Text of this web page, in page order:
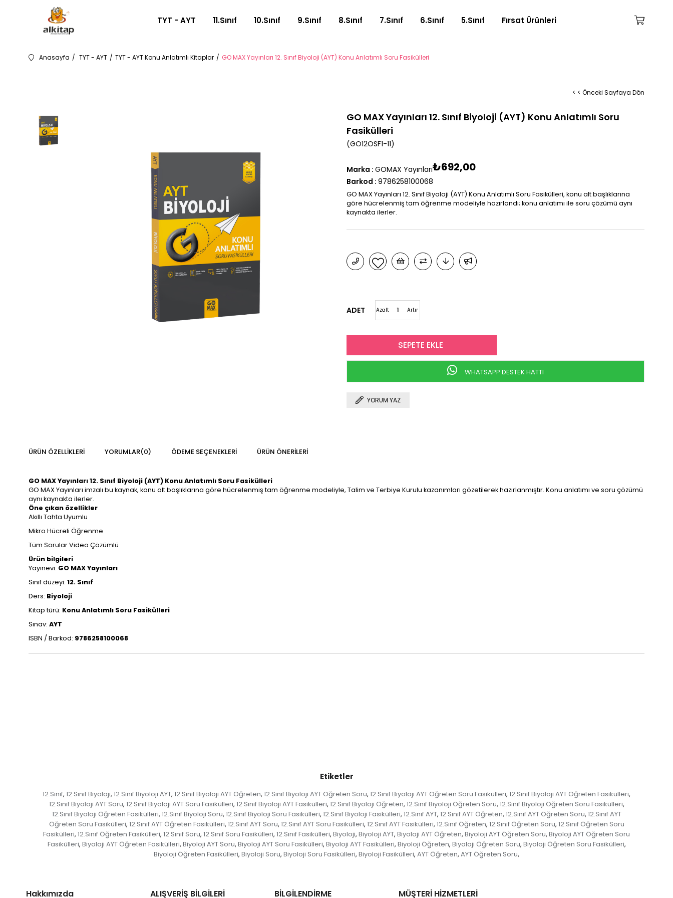
TYT - AYT 11.Sınıf 10.Sınıf 9.Sınıf 8.Sınıf 7.Sınıf 6.Sınıf 5.Sınıf Fırsat Ürünleri
Anasayfa TYT - AYT TYT - AYT Konu Anlatımlı Kitaplar GO MAX Yayınları 12. Sınıf Biyoloji (AYT) Konu Anlatımlı Soru Fasikülleri
< < Önceki Sayfaya Dön
GO MAX Yayınları 12. Sınıf Biyoloji (AYT) Konu Anlatımlı Soru
Fasikülleri
(GO12OSF1-11)
Marka : GOMAX Yayınları₺692,00
Barkod : 9786258100068
GO MAX Yayınları 12. Sınıf Biyoloji (AYT) Konu Anlatımlı Soru Fasikülleri, konu alt başlıklarına
göre hücrelenmiş tam öğrenme modeliyle hazırlandı; konu anlatımı ile soru çözümü aynı
kaynakta ilerler.
ADET Artır
Azalt
WHATSAPP DESTEK HATTI
YORUM YAZ
ÜRÜN ÖZELLIKLERI YORUMLAR(0) ÖDEME SEÇENEKLERI ÜRÜN ÖNERILERI
GO MAX Yayınları 12. Sınıf Biyoloji (AYT) Konu Anlatımlı Soru Fasikülleri
GO MAX Yayınları imzalı bu kaynak, konu alt başlıklarına göre hücrelenmiş tam öğrenme modeliyle, Talim ve Terbiye Kurulu kazanımları gözetilerek hazırlanmıştır. Konu anlatımı ve soru çözümü
aynı kaynakta ilerler.
Öne çıkan özellikler
Akıllı Tahta Uyumlu
Mikro Hücreli Öğrenme
Tüm Sorular Video Çözümlü
Ürün bilgileri
Yayınevi: GO MAX Yayınları
Sınıf düzeyi: 12. Sınıf
Ders: Biyoloji
Kitap türü: Konu Anlatımlı Soru Fasikülleri
Sınav: AYT
ISBN / Barkod: 9786258100068
Etiketler
12.Sınıf, 12.Sınıf Biyoloji, 12.Sınıf Biyoloji AYT, 12.Sınıf Biyoloji AYT Öğreten, 12.Sınıf Biyoloji AYT Öğreten Soru, 12.Sınıf Biyoloji AYT Öğreten Soru Fasikülleri, 12.Sınıf Biyoloji AYT Öğreten Fasikülleri,
12.Sınıf Biyoloji AYT Soru, 12.Sınıf Biyoloji AYT Soru Fasikülleri, 12.Sınıf Biyoloji AYT Fasikülleri, 12.Sınıf Biyoloji Öğreten, 12.Sınıf Biyoloji Öğreten Soru, 12.Sınıf Biyoloji Öğreten Soru Fasikülleri,
12.Sınıf Biyoloji Öğreten Fasikülleri, 12.Sınıf Biyoloji Soru, 12.Sınıf Biyoloji Soru Fasikülleri, 12.Sınıf Biyoloji Fasikülleri, 12.Sınıf AYT, 12.Sınıf AYT Öğreten, 12.Sınıf AYT Öğreten Soru, 12.Sınıf AYT
Öğreten Soru Fasikülleri, 12.Sınıf AYT Öğreten Fasikülleri, 12.Sınıf AYT Soru, 12.Sınıf AYT Soru Fasikülleri, 12.Sınıf AYT Fasikülleri, 12.Sınıf Öğreten, 12.Sınıf Öğreten Soru, 12.Sınıf Öğreten Soru
Fasikülleri, 12.Sınıf Öğreten Fasikülleri, 12.Sınıf Soru, 12.Sınıf Soru Fasikülleri, 12.Sınıf Fasikülleri, Biyoloji, Biyoloji AYT, Biyoloji AYT Öğreten, Biyoloji AYT Öğreten Soru, Biyoloji AYT Öğreten Soru
Fasikülleri, Biyoloji AYT Öğreten Fasikülleri, Biyoloji AYT Soru, Biyoloji AYT Soru Fasikülleri, Biyoloji AYT Fasikülleri, Biyoloji Öğreten, Biyoloji Öğreten Soru, Biyoloji Öğreten Soru Fasikülleri,
Biyoloji Öğreten Fasikülleri, Biyoloji Soru, Biyoloji Soru Fasikülleri, Biyoloji Fasikülleri, AYT Öğreten, AYT Öğreten Soru,
Hakkımızda ALIŞVERİŞ BİLGİLERİ BİLGİLENDİRME MÜŞTERİ HİZMETLERİ